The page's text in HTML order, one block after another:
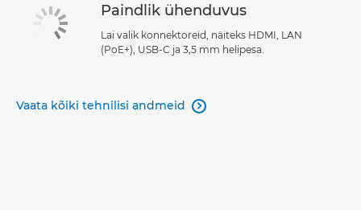
Paindlik ühenduvus
Lai valik konnektoreid, näiteks HDMI, LAN
(PoE+), USB-C ja 3,5 mm helipesa.
Vaata kõiki tehnilisi andmeid 